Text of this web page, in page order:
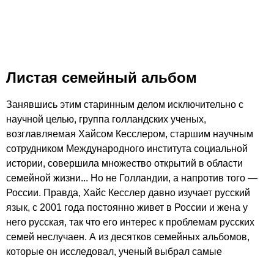
Листая семейный альбом
Занявшись этим старинным делом исключительно с
научной целью, группа голландских ученых,
возглавляемая Хайсом Кесслером, старшим научным
сотрудником Международного института социальной
истории, совершила множество открытий в области
семейной жизни... Но не Голландии, а напротив того —
России. Правда, Хайс Кесслер давно изучает русский
язык, с 2001 года постоянно живет в России и жена у
него русская, так что его интерес к проблемам русских
семей неслучаен. А из десятков семейных альбомов,
которые он исследовал, ученый выбрал самые